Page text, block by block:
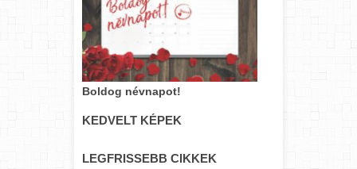
Boldog névnapot!
KEDVELT KÉPEK
LEGFRISSEBB CIKKEK